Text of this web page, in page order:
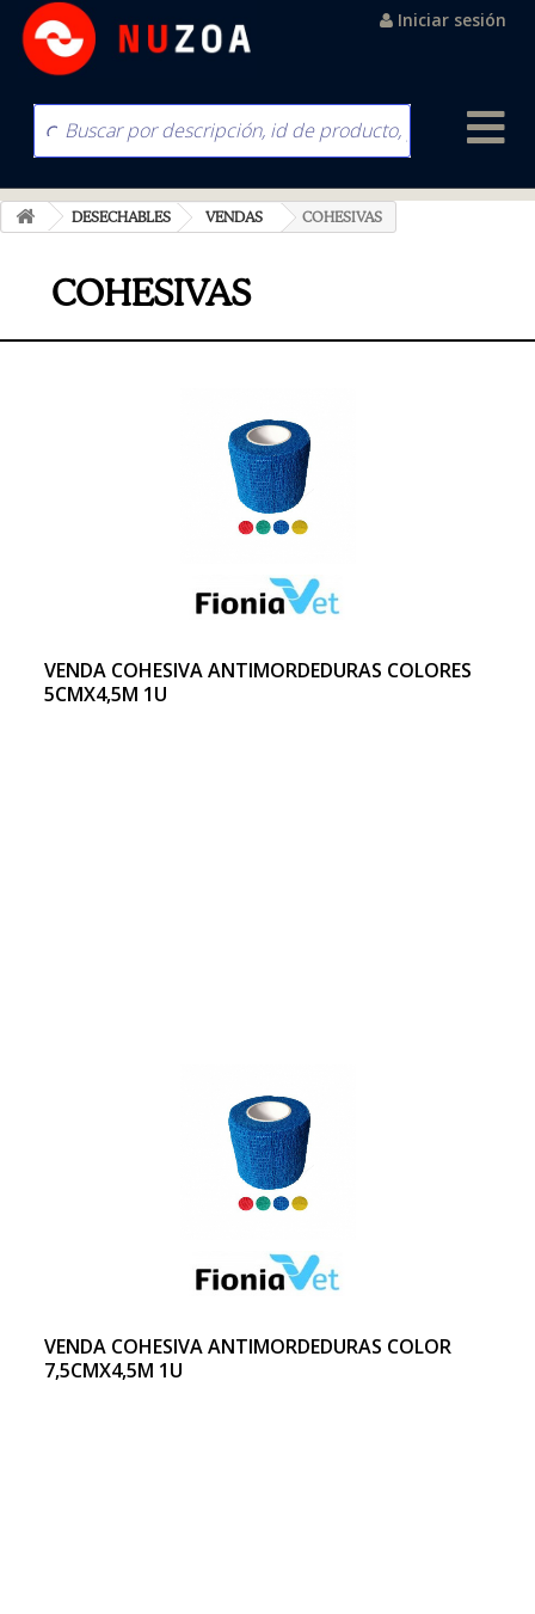
Iniciar sesión
DESECHABLES VENDAS COHESIVAS
COHESIVAS
VENDA COHESIVA ANTIMORDEDURAS COLORES
5CMX4,5M 1U
VENDA COHESIVA ANTIMORDEDURAS COLOR
7,5CMX4,5M 1U